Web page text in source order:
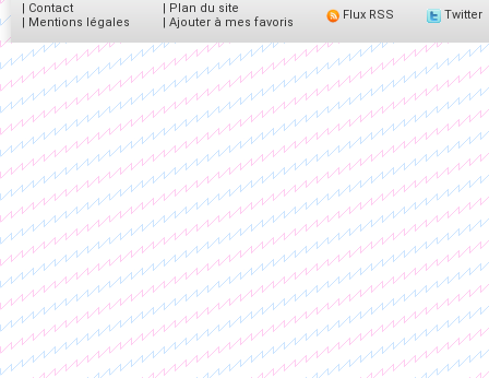
| Contact
| Mentions légales
| Plan du site
| Ajouter à mes favoris
Flux RSS Twitter